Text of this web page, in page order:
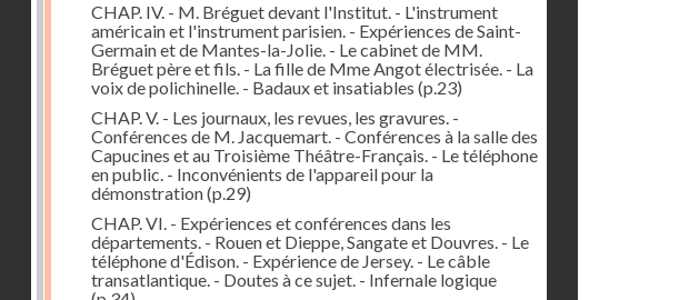
CHAP. IV. - M. Bréguet devant l'Institut. - L'instrument
américain et l'instrument parisien. - Expériences de Saint-
Germain et de Mantes-la-Jolie. - Le cabinet de MM.
Bréguet père et fils. - La fille de Mme Angot électrisée. - La
voix de polichinelle. - Badaux et insatiables (p.23)
CHAP. V. - Les journaux, les revues, les gravures. -
Conférences de M. Jacquemart. - Conférences à la salle des
Capucines et au Troisième Théâtre-Français. - Le téléphone
en public. - Inconvénients de l'appareil pour la
démonstration(p.29)
CHAP. VI. - Expériences et conférences dans les
départements. - Rouen et Dieppe, Sangate et Douvres. - Le
téléphone d'Édison. - Expérience de Jersey. - Le câble
transatlantique. - Doutes à ce sujet. - Infernale logique